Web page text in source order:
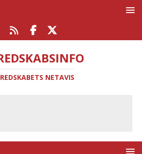
NETAVIS